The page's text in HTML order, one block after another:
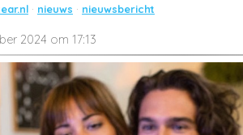
nieuws nieuwsbericht
2024 om 17:13